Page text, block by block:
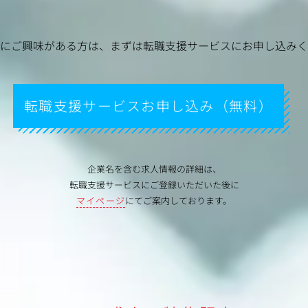
ご興味がある方は、 まずは転職支援サービスにお申し込み
転職支援サービスお申し込み（無料）
企業名を含む求人情報の詳細は、
転職支援サービスにご登録いただいた後に
マイページにてご案内しております。